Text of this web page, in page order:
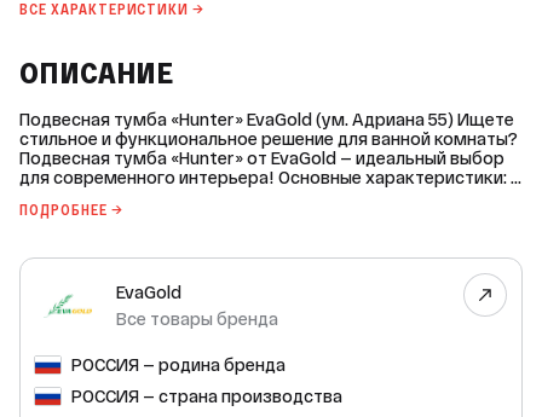
ВСЕ ХАРАКТЕРИСТИКИ →
ОПИСАНИЕ
Подвесная тумба «Hunter» EvaGold (ум. Адриана 55) Ищете
стильное и функциональное решение для ванной комнаты?
Подвесная тумба «Hunter» от EvaGold — идеальный выбор
для современного интерьера! Основные характеристики: *
мм (высота) x 425 мм (глубина). * Стиль дизайна:
Материал фасада: МДФ. * Цвет фасада: белый. * Покрытие
фасада: плёнка ПВХ. * Вид поверхности фасада: глянцевый. *
Наличие ящиков: да (1 ящик). * Цвет ящика внутри: светло-
серый. * Доводчики ящика: да. * Тип ручки: торцевая. *
Ориентация: универсальная. * Наличие дверей: да (1 дверь).
* Доводчики дверей: да. * Материал корпуса: ЛДСП. *
Покрытие корпуса: плёнка ПВХ (поливинилхлорид). * Цвет
корпуса снаружи и внутри: светло-серый. * Марка
фурнитуры: Сonsun (Китай). * Цвет фурнитуры: хром.
ПОДРОБНЕЕ →
EvaGold
Все товары бренда
РОССИЯ — родина бренда
РОССИЯ — страна производства